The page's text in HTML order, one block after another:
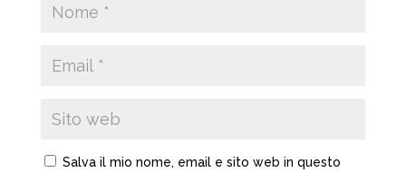
Salva il mio nome, email e sito web in questo